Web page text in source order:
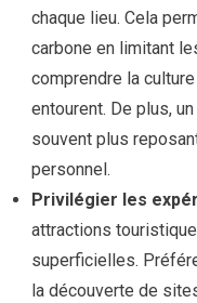
chaque lieu. Cela
carbone en limitant
comprendre la
entourent. De plus,
souvent plus
personnel.
Privilégier les
attractions
superficielles.
la découverte de